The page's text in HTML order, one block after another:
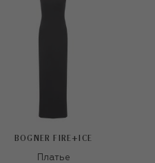
BOGNER FIRE+ICE
Платье